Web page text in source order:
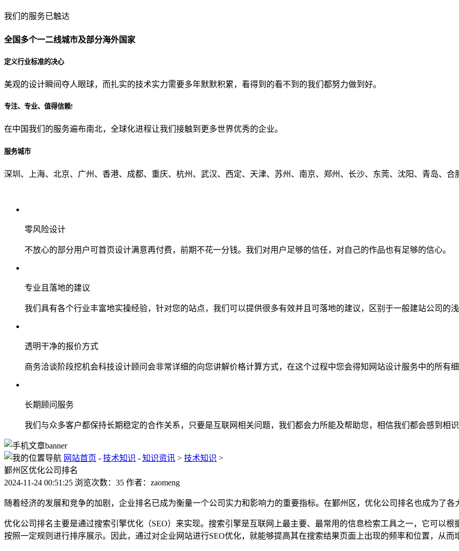
贵公司预算范围是？
贵公司的团队规模是？
从哪里了解到我们？
我们的服务已触达
全国多个一二线城市及部分海外国家
定义行业标准的决心
美观的设计瞬间夺人眼球，而扎实的技术实力需要多年默默积累，看得到的看不到的我们都努力做到好。
专注、专业、值得信赖!
在中国我们的服务遍布南北，全球化进程让我们接触到更多世界优秀的企业。
服务城市
深圳、上海、北京、广州、香港、成都、重庆、杭州、武汉、西定、天津、苏州、南京、郑州、长沙、东莞、沈阳、青岛、合
零风险设计
不放心的部分用户可首页设计满意再付费，前期不花一分钱。我们对用户足够的信任，对自己的作品也有足够的信心。
专业且落地的建议
我们具有各个行业丰富地实操经验，针对您的站点，我们可以提供很多有效并且可落地的建议，区别于一般建站公司的
透明干净的报价方式
商务洽谈阶段挖机会科技设计顾问会非常详细的向您讲解价格计算方式，在这个过程中您会得知网站设计服务中的所有
长期顾问服务
我们与众多客户都保持长期稳定的合作关系，只要是互联网相关问题，我们都会力所能及帮助您，相信我们都会感到相
网站首页 - 技术知识 - 知识资讯 > 技术知识 >
鄞州区优化公司排名
2024-11-24 00:51:25 浏览次数：35 作者：zaomeng
随着经济的发展和竞争的加剧，企业排名已成为衡量一个公司实力和影响力的重要指标。在鄞州区，优化公司排名也成为了各
优化公司排名主要是通过搜索引擎优化（SEO）来实现。搜索引擎是互联网上最主要、最常用的信息检索工具之一，它可以
按照一定规则进行排序展示。因此，通过对企业网站进行SEO优化，就能够提高其在搜索结果页面上出现的频率和位置，从